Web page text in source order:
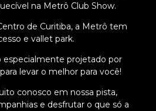
na Metrô Club Show.
de Curitiba, a Metrô tem
e vallet park.
especialmente projetado por
levar o melhor para você!
conosco em nossa pista,
e desfrutar o que só a